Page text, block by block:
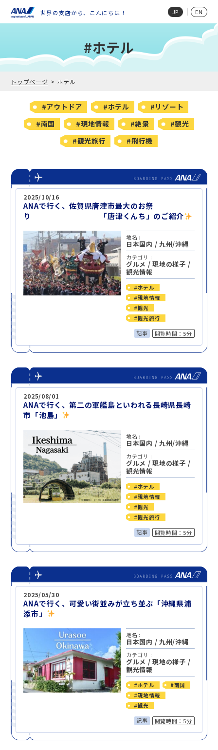
世界の支店から、こんにちは！ JP EN
#ホテル
トップページ ホテル
#アウトドア #ホテル
#リゾート
#南国
#現地情報 #絶景
#観光
#観光旅行
#飛行機
2025/10/16
ANAで行く、佐賀県唐津市最大のお祭
り 「唐津くんち」のご紹介
地名 :
日本国内 /九州/沖縄
カテゴリ :
グルメ /現地の様子 /
観光情報
#ホテル
#現地情報
#観光
#観光旅行
記事 閲覧時間：5分
2025/08/01
ANAで行く、第二の軍艦島といわれる長崎県長崎
市「池島」
地名 :
日本国内 /九州/沖縄
カテゴリ :
グルメ /現地の様子 /
観光情報
#ホテル
#現地情報
#観光
#観光旅行
記事 閲覧時間：5分
2025/05/30
ANAで行く、可愛い街並みが立ち並ぶ「沖縄県浦
添市」
地名 :
日本国内 /九州/沖縄
カテゴリ :
グルメ /現地の様子 /
観光情報
#ホテル
#南国
#現地情報
#観光
記事 閲覧時間：5分